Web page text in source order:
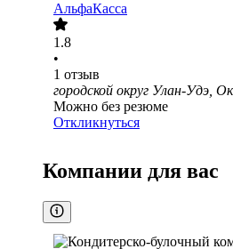
АльфаКасса
1.8
•
1 отзыв
городской округ Улан-Удэ,
Можно без резюме
Откликнуться
Компании для вас